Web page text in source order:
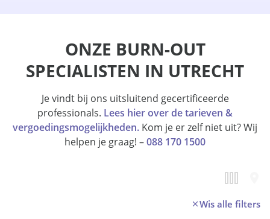
ONZE BURN-OUT
SPECIALISTEN IN UTRECHT
Je vindt bij ons uitsluitend gecertificeerde
professionals. Lees hier over de tarieven &
vergoedingsmogelijkheden. Kom je er zelf niet uit? Wij
helpen je graag! –088 170 1500
Wis alle filters